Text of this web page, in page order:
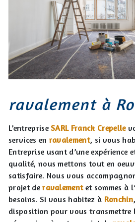
ravalement à
L’entrepriseSARL Franck Crepelle
services en ravalement, si vous
Entreprise usant d’une expérience
qualité, nous mettons tout en
satisfaire. Nous vous
projet deravalementet sommes à
besoins. Si vous habitez à Ronchin
disposition pour vous transmettre